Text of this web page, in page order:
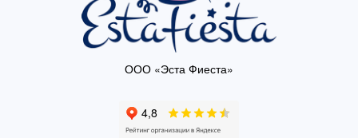
ООО «Эста Фиеста»